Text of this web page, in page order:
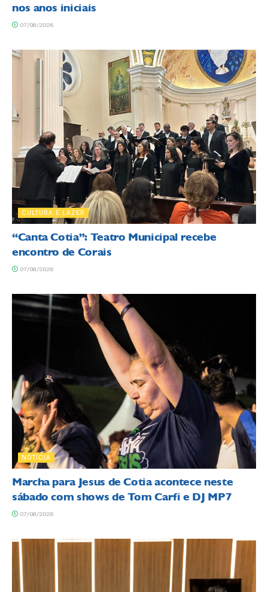
nos anos iniciais
07/08/2026
CULTURA E LAZER
“Canta Cotia”: Teatro Municipal recebe
encontro de Corais
07/08/2026
NOTÍCIA
Marcha para Jesus de Cotia acontece neste
sábado com shows de Tom Carfi e DJ MP7
07/08/2026